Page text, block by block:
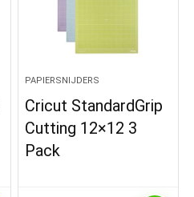
PAPIERSNIJDERS
Cricut StandardGrip
Cutting 12×12 3
Pack